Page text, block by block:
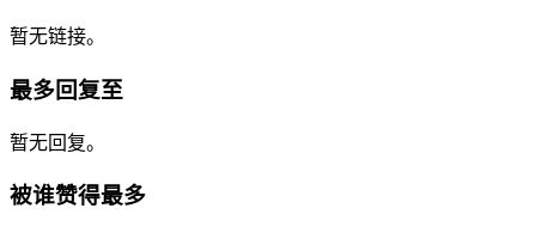
暂无链接。
最多回复至
暂无回复。
被谁赞得最多